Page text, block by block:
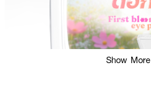
Show More